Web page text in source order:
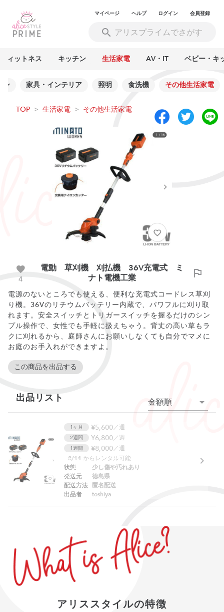
マイページ ヘルプ ログイン 会員登録
フィットネス キッチン 生活家電 AV・IT ベビー・キ
ン 家具・インテリア 照明 食洗機 その他生活家電
TOP > 生活家電 > その他生活家電
4
電動 草刈機 刈払機 36V充電式 ミ
ナト電機工業
電源のないところでも使える、便利な充電式コードレス草刈
り機。36Vのリチウムバッテリー内蔵で、パワフルに刈り取
れます。安全スイッチとトリガースイッチを握るだけのシン
プル操作で、女性でも手軽に扱えちゃう。背丈の高い草もラ
クに刈れるから、庭師さんにお願いしなくても自分でマメに
お庭のお手入れができますよ。
この商品を出品する
出品リスト 金額順
Webでは予約できません。アプリをご利用ください。
1ヶ月 ¥5,600／週
2週間 ¥6,800／週
1週間 ¥8,000／週
8/14 からレンタル可能
状態
発送元
配送方法
出品者
少し傷や汚れあり
徳島県
匿名配送
toshiya
アリススタイルの特徴